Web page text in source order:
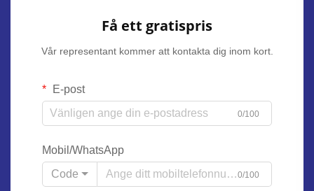
Få ett gratispris
Vår representant kommer att kontakta dig inom kort.
E-post
0/100
Mobil/WhatsApp
Code
0/100